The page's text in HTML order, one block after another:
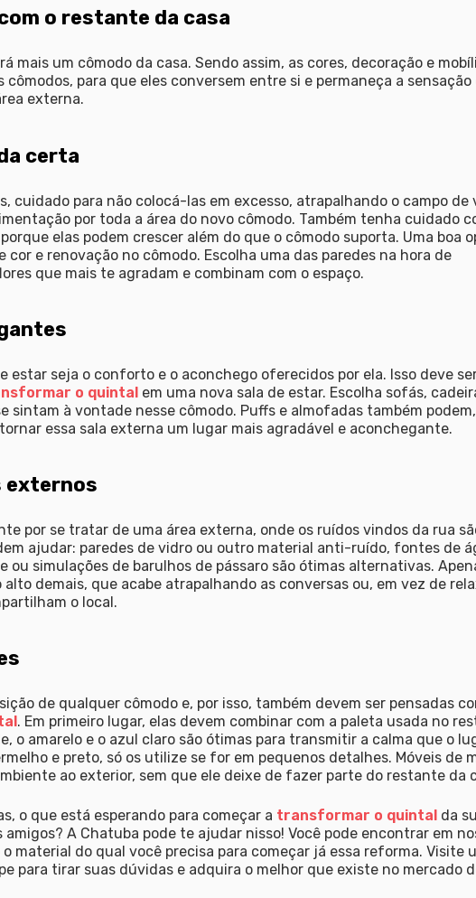
o restante da casa
mais um cômodo da casa. Sendo assim, as cores, decoração e
para que eles conversem entre si e permaneça a sensação
externa.
certa
cuidado para não colocá-las em excesso, atrapalhando o campo de
por toda a área do novo cômodo. Também tenha cuidado
elas podem crescer além do que o cômodo suporta. Uma boa
e renovação no cômodo. Escolha uma das paredes na hora de
que mais te agradam e combinam com o espaço.
estar seja o conforto e o aconchego oferecidos por ela. Isso deve
o quintalem uma nova sala de estar. Escolha sofás,
sintam à vontade nesse cômodo. Puffs e almofadas também
essa sala externa um lugar mais agradável e aconchegante.
externos
por se tratar de uma área externa, onde os ruídos vindos da rua
ajudar: paredes de vidro ou outro material anti-ruído, fontes de
ou simulações de barulhos de pássaro são ótimas alternativas.
demais, que acabe atrapalhando as conversas ou, em vez de
o local.
de qualquer cômodo e, por isso, também devem ser pensadas
. Em primeiro lugar, elas devem combinar com a paleta usada no
o amarelo e o azul claro são ótimas para transmitir a calma que o
e preto, só os utilize se for em pequenos detalhes. Móveis de
ao exterior, sem que ele deixe de fazer parte do restante da
o que está esperando para começar a transformar o quintalda
A Chatuba pode te ajudar nisso! Você pode encontrar em
material do qual você precisa para começar já essa reforma. Visite
para tirar suas dúvidas e adquira o melhor que existe no mercado